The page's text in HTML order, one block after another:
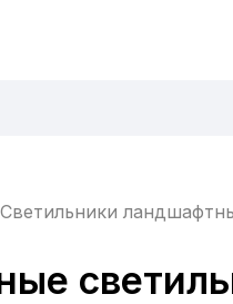
Светильники